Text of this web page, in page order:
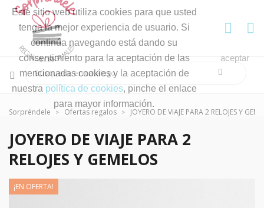
Este sitio web utiliza cookies para que usted
tenga la mejor experiencia de usuario. Si
continúa navegando está dando su
consentimiento para la aceptación de las
mencionadas cookies y la aceptación de
nuestra política de cookies, pinche el enlace
para mayor información.
aceptar
Sorpréndele Ofertas regalos JOYERO DE VIAJE PARA 2 RELOJES Y
JOYERO DE VIAJE PARA 2
RELOJES Y GEMELOS
¡EN OFERTA!